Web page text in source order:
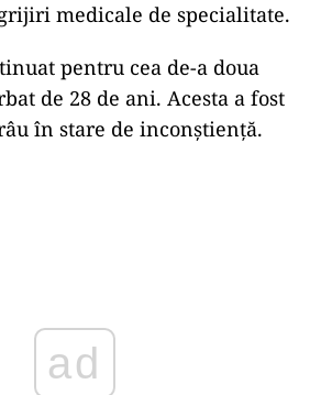
medicale de specialitate.
pentru cea de-a doua
de 28 de ani. Acesta a fost
în stare de inconștiență.
ad